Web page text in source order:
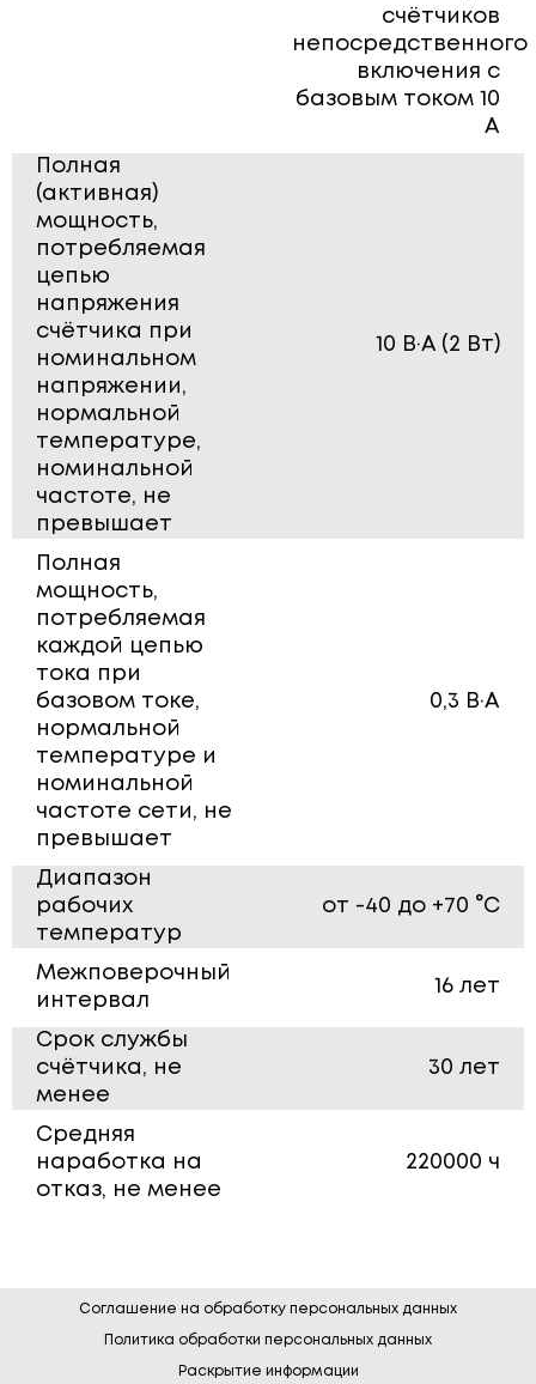
счётчиков
непосредственного
включения с
базовым током 10
А
Полная
(активная)
мощность,
потребляемая
цепью
напряжения
счётчика при
номинальном
напряжении,
нормальной
температуре,
номинальной
частоте, не
превышает
10 В·А (2 Вт)
Полная
мощность,
потребляемая
каждой цепью
тока при
базовом токе,
нормальной
температуре и
номинальной
частоте сети, не
превышает
0,3 В·А
Диапазон
рабочих
температур
от -40 до +70 °С
Межповерочный
интервал
16 лет
Срок службы
счётчика, не
менее
30 лет
Средняя
наработка на
отказ, не менее
220000 ч
Соглашение на обработку персональных данных
Политика обработки персональных данных
Раскрытие информации